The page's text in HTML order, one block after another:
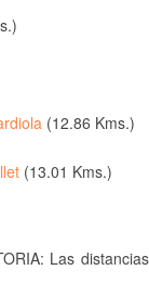
(12.86 Kms.)
(13.01 Kms.)
Las